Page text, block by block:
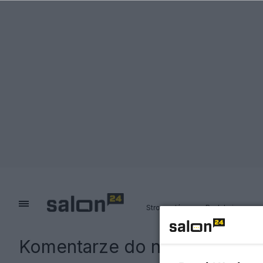
Strona główna Redakcja
Komentarze do notki: Jan